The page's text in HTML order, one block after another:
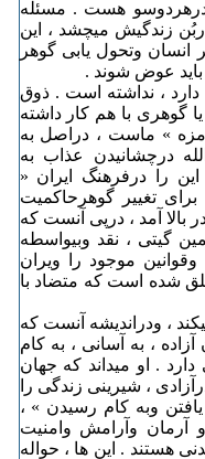
هست . مسئله
زندگیش میچشد ، این
وتحول یابی گوهر
باید عوض شوند .
، نداشته است . ذوق
گوهری با هم کار داشته
» ماست ، دراصل به
درچشانیدن عذاب به
را درفرهنگ ایران «
تغییر گوهرحاکمیت
بالا آمد ، درپی آنست که
گیتی ، نقد وبیواسطه
موجود را ویران
شده است که متضاد با
، ودراندیشه آنست که
، به آسانی ، به کام
. او میداند که جهان
، شیرینی زندگی را
وبه کام رسیدن » ،
وآرامش وامنیت
هستند . این ها ، حواله